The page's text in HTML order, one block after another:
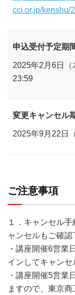
cci.or.jp/kenshu/
申込受付予定期
2025年2月6日（
23:59
変更キャンセル
2025年9月22日
ご注意事項
１．キャンセル
ャンセルもご確認
・講座開催6営業
インしてキャンセ
・講座開催5営業
ますので、東京